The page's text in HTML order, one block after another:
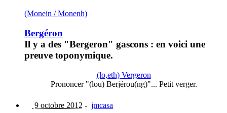
(Monein / Monenh)
Bergéron
Il y a des "Bergeron" gascons : en voici une
preuve toponymique.
(lo,eth) Vergeron
Prononcer "(lou) Berjérou(ng)"... Petit verger.
9 octobre 2012 - jmcasa